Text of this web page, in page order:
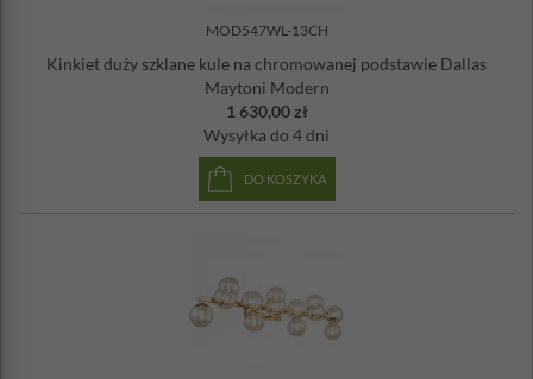
MOD547WL-13CH
Kinkiet duży szklane kule na chromowanej podstawie Dallas
Maytoni Modern
1 630,00 zł
Wysyłka do 4 dni
DO KOSZYKA